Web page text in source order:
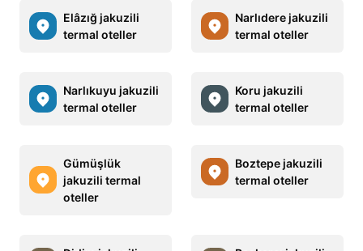
Elâzığ jakuzili
termal oteller
Narlıdere jakuzili
termal oteller
Narlıkuyu jakuzili
termal oteller
Koru jakuzili
termal oteller
Gümüşlük
jakuzili termal
oteller
Boztepe jakuzili
termal oteller